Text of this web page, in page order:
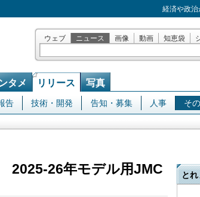
経済や政
ウェブ ニュース 画像 動画 知恵袋
タメ リリース 写真
告 技術・開発 告知・募集 人事 そ
2025-26年モデル用JMC
とれ